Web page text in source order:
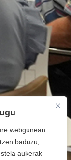
webgunean
baduzu,
aukerak